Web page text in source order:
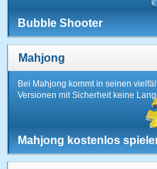
Bubble Shooter
Mahjong
Bei Mahjong kommt in seinen
Versionen mit Sicherheit keine
Mahjong kostenlos